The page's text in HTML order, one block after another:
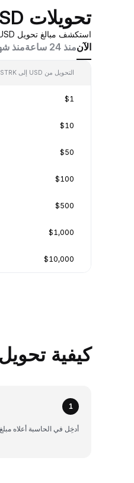
تحويلات USD إلى STRK الشائعة
استكشف مبالغ تحويل USD إلى STRK الشائعة، والتي تتراوح من 0.001 USD إلى 100 USD، بقيم تحويل في الوقت الفعلي بناءً على عروض أسعار صانع السوق المُجمَّعة من Bybit.
الآنمنذ 24 ساعة منذ
التحويل من USD إلى STRK
$1
$10
$50
$100
$500
$1,000
$10,000
كيفية تحويل USD إلى STRK على Bybit
1
أدخِل في الحاسبة أعلاه مبلغ USD الذي ترغب في تحويله إلى STRK.